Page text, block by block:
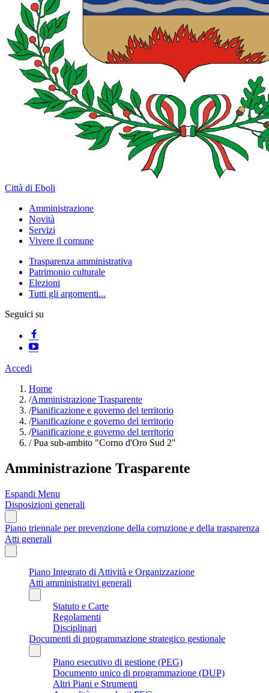
Città di Eboli
Amministrazione
Novità
Servizi
Vivere il comune
Trasparenza amministrativa
Patrimonio culturale
Elezioni
Tutti gli argomenti...
Seguici su
Accedi
Home
/Amministrazione Trasparente
/Pianificazione e governo del territorio
/Pianificazione e governo del territorio
/Pianificazione e governo del territorio
/Pua sub-ambito "Corno d'Oro Sud 2"
Amministrazione Trasparente
Espandi Menu
Disposizioni generali
Piano triennale per prevenzione della corruzione e della trasparenza
Atti generali
Piano Integrato di Attività e Organizzazione
Atti amministrativi generali
Statuto e Carte
Regolamenti
Disciplinari
Documenti di programmazione strategico gestionale
Piano esecutivo di gestione (PEG)
Documento unico di programmazione (DUP)
Altri Piani e Strumenti